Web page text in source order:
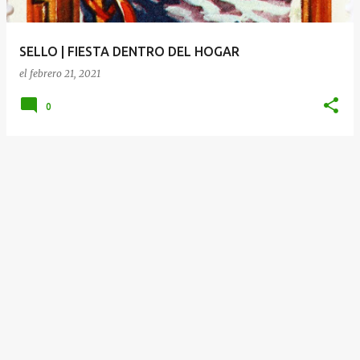
d
SELLO | FIESTA DENTRO DEL HOGAR
el febrero 21, 2021
0